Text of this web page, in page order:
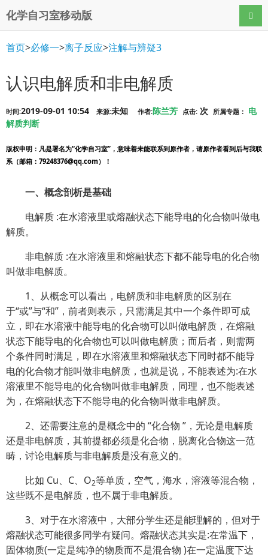
化学自习室移动版 导航
首页>必修一>离子反应>注解与辨疑3
认识电解质和非电解质
时间:2019-09-01 10:54 来源:未知 作者:陈兰芳 点击: 次 所属专题： 电
解质判断
版权申明 ：凡是署名为“化学自习室”，意味着未能联系到原作者，请原作者看到后与我联
系（邮箱：79248376@qq.com）！
一、概念剖析是基础
电解质 :在水溶液里或熔融状态下能导电的化合物叫做电
解质。
非电解质 :在水溶液里和熔融状态下都不能导电的化合物
叫做非电解质。
1、从概念可以看出，电解质和非电解质的区别在
于“或”与“和”，前者则表示，只需满足其中一个条件即可成
立，即在水溶液中能导电的化合物可以叫做电解质，在熔融
状态下能导电的化合物也可以叫做电解质；而后者，则需两
个条件同时满足，即在水溶液里和熔融状态下同时都不能导
电的化合物才能叫做非电解质，也就是说，不能表述为:在水
溶液里不能导电的化合物叫做非电解质，同理，也不能表述
为，在熔融状态下不能导电的化合物叫做非电解质。
2、还需要注意的是概念中的 “化合物 ”，无论是电解质
还是非电解质，其前提都必须是化合物，脱离化合物这一范
畴，讨论电解质与非电解质是没有意义的。
比如 Cu、C、O2等单质，空气，海水，溶液等混合物，
这些既不是电解质，也不属于非电解质。
3、对于在水溶液中，大部分学生还是能理解的，但对于
熔融状态可能很多同学有疑问。熔融状态其实是:在常温下，
固体物质(一定是纯净的物质而不是混合物 )在一定温度下达